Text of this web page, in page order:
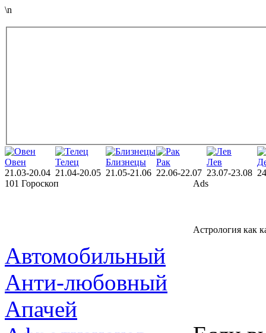
\n
Овен
21.03-20.04
Телец
21.04-20.05
Близнецы
21.05-21.06
Рак
22.06-22.07
Лев
23.07-23.08
101 Гороскоп
Автомобильный
Анти-любовный
Апачей
Ads
Астрология как